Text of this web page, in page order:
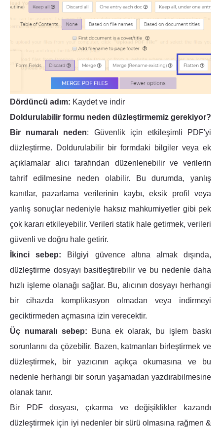
Dördüncü adım: Kaydet ve indir
Doldurulabilir formu neden düzleştirmemiz gerekiyor?
Bir numaralı neden: Güvenlik için etkileşimli PDF'yi
düzleştirme. Doldurulabilir bir formdaki bilgiler veya ek
açıklamalar alıcı tarafından düzenlenebilir ve verilerin
tahrif edilmesine neden olabilir. Bu durumda, yanlış
kanıtlar, pazarlama verilerinin kaybı, eksik profil veya
yanlış sonuçlar nedeniyle haksız mahkumiyetler gibi pek
çok kararı etkileyebilir. Verileri statik hale getirmek, verileri
güvenli ve doğru hale getirir.
İkinci sebep: Bilgiyi güvence altına almak dışında,
düzleştirme dosyayı basitleştirebilir ve bu nedenle daha
hızlı işleme olanağı sağlar. Bu, alıcının dosyayı herhangi
bir cihazda komplikasyon olmadan veya indirmeyi
geciktirmeden açmasına izin verecektir.
Üç numaralı sebep: Buna ek olarak, bu işlem baskı
sorunlarını da çözebilir. Bazen, katmanları birleştirmek ve
düzleştirmek, bir yazıcının açıkça okumasına ve bu
nedenle herhangi bir sorun yaşamadan yazdırabilmesine
olanak tanır.
Bir PDF dosyası, çıkarma ve değişiklikler kazandı
düzleştirmek için iyi nedenler bir sürü olmasına rağmen &